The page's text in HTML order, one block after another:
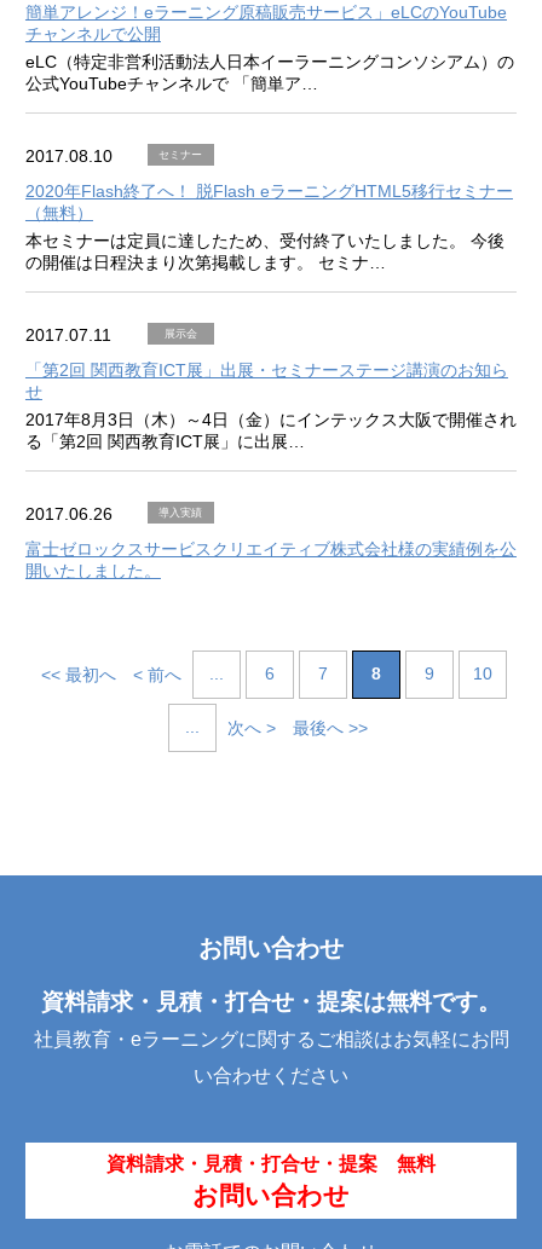
簡単アレンジ！eラーニング原稿販売サービス」eLCのYouTube
チャンネルで公開
eLC（特定非営利活動法人日本イーラーニングコンソシアム）の
公式YouTubeチャンネルで 「簡単ア…
2017.08.10 セミナー
2020年Flash終了へ！ 脱Flash eラーニングHTML5移行セミナー
（無料）
本セミナーは定員に達したため、受付終了いたしました。 今後
の開催は日程決まり次第掲載します。 セミナ…
2017.07.11 展示会
「第2回 関西教育ICT展」出展・セミナーステージ講演のお知ら
せ
2017年8月3日（木）～4日（金）にインテックス大阪で開催され
る「第2回 関西教育ICT展」に出展…
2017.06.26 導入実績
富士ゼロックスサービスクリエイティブ株式会社様の実績例を公
開いたしました。
<< 最初へ < 前へ 6 7 8 9 10
次へ > 最後へ >>
お問い合わせ
資料請求・見積・打合せ・提案は無料です。
社員教育・eラーニングに関するご相談はお気軽にお問
い合わせください
資料請求・見積・打合せ・提案 無料
お問い合わせ